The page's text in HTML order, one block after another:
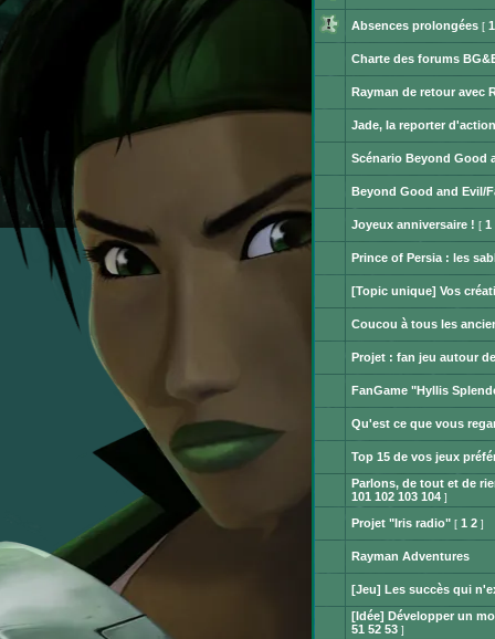
Aucun
message
non
lu
Aucun
message
non
lu
Absences prolongées[ 1
Ce
sujet
est
verrouillé.
Vous
pouvez
pas
modifier
de
messages.
Charte des forums
Aucun
message
non
lu
Rayman de retour avec
Aucun
message
non
lu
Jade, la reporter d'action
Aucun
message
non
lu
Scénario Beyond Good
Aucun
message
non
lu
Beyond Good and Evil/
Aucun
message
non
lu
Joyeux anniversaire ! [ 1
Aucun
message
non
lu
Prince of Persia : les
Aucun
message
non
lu
[Topic unique] Vos
Aucun
message
non
lu
Coucou à tous les
Aucun
message
non
lu
Projet : fan jeu autour
Aucun
message
non
lu
FanGame "Hyllis
Aucun
message
non
lu
Qu'est ce que vous
Aucun
message
non
lu
Top 15 de vos jeux
Aucun
message
non
lu
Parlons, de tout et de
101 102 103 104]
Aucun
message
non
lu
Projet "Iris radio"[ 1 2]
Aucun
message
non
lu
Rayman Adventures
Aucun
message
non
[Jeu] Les succès qui
[Idée] Développer un
51 52 53]